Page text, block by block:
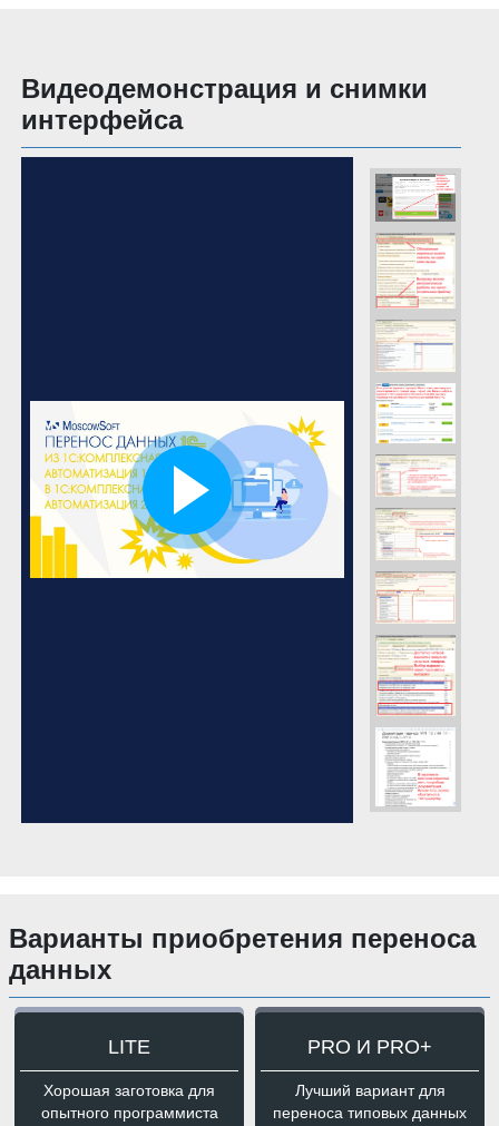
Видеодемонстрация и снимки
интерфейса
Варианты приобретения переноса
данных
LITE
Хорошая заготовка для
опытного программиста
PRO И PRO+
Лучший вариант для
переноса типовых данных